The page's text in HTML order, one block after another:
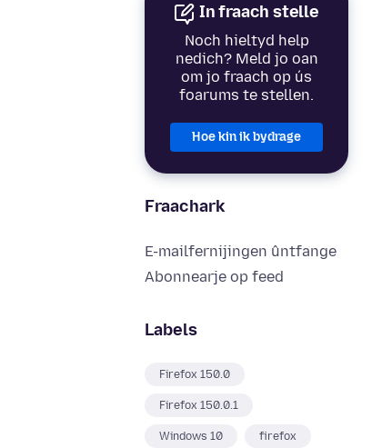
In fraach stelle
Noch hieltyd help
nedich? Meld jo oan
om jo fraach op ús
foarums te stellen.
Hoe kin ik bydrage
Fraachark
E-mailfernijingen ûntfange
Abonnearje op feed
Labels
Firefox 150.0
Firefox 150.0.1
Windows 10 firefox